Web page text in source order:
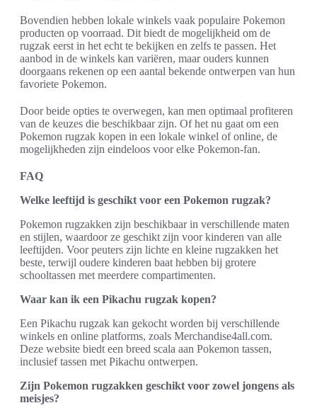
Bovendien hebben lokale winkels vaak populaire Pokemon
producten op voorraad. Dit biedt de mogelijkheid om de
rugzak eerst in het echt te bekijken en zelfs te passen. Het
aanbod in de winkels kan variëren, maar ouders kunnen
doorgaans rekenen op een aantal bekende ontwerpen van hun
favoriete Pokemon.
Door beide opties te overwegen, kan men optimaal profiteren
van de keuzes die beschikbaar zijn. Of het nu gaat om een
Pokemon rugzak kopen in een lokale winkel of online, de
mogelijkheden zijn eindeloos voor elke Pokemon-fan.
FAQ
Welke leeftijd is geschikt voor een Pokemon rugzak?
Pokemon rugzakken zijn beschikbaar in verschillende maten
en stijlen, waardoor ze geschikt zijn voor kinderen van alle
leeftijden. Voor peuters zijn lichte en kleine rugzakken het
beste, terwijl oudere kinderen baat hebben bij grotere
schooltassen met meerdere compartimenten.
Waar kan ik een Pikachu rugzak kopen?
Een Pikachu rugzak kan gekocht worden bij verschillende
winkels en online platforms, zoals Merchandise4all.com.
Deze website biedt een breed scala aan Pokemon tassen,
inclusief tassen met Pikachu ontwerpen.
Zijn Pokemon rugzakken geschikt voor zowel jongens als
meisjes?